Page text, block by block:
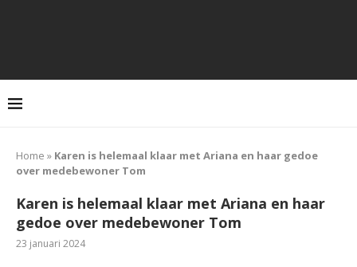
Home » Karen is helemaal klaar met Ariana en haar gedoe
over medebewoner Tom
Karen is helemaal klaar met Ariana en haar
gedoe over medebewoner Tom
23 januari 2024